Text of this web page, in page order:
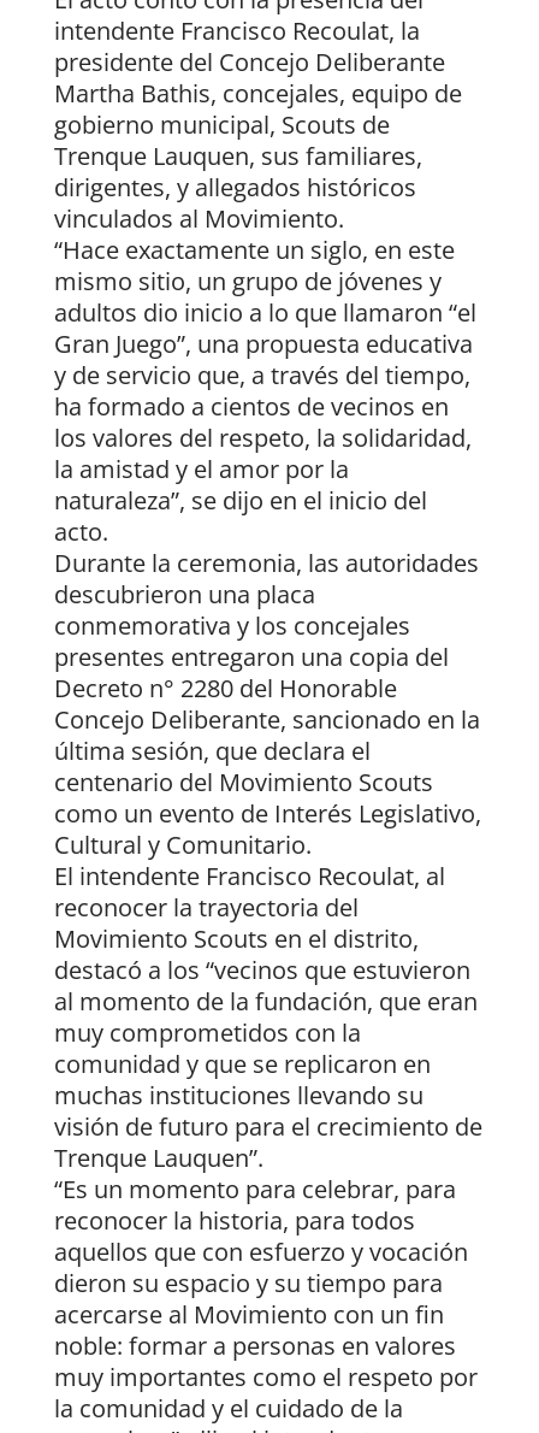
intendente Francisco Recoulat, la
presidente del Concejo Deliberante
Martha Bathis, concejales, equipo de
gobierno municipal, Scouts de
Trenque Lauquen, sus familiares,
dirigentes, y allegados históricos
vinculados al Movimiento.
“Hace exactamente un siglo, en este
mismo sitio, un grupo de jóvenes y
adultos dio inicio a lo que llamaron “el
Gran Juego”, una propuesta educativa
y de servicio que, a través del tiempo,
ha formado a cientos de vecinos en
los valores del respeto, la solidaridad,
la amistad y el amor por la
naturaleza”, se dijo en el inicio del
acto.
Durante la ceremonia, las autoridades
descubrieron una placa
conmemorativa y los concejales
presentes entregaron una copia del
Decreto n° 2280 del Honorable
Concejo Deliberante, sancionado en la
última sesión, que declara el
centenario del Movimiento Scouts
como un evento de Interés Legislativo,
Cultural y Comunitario.
El intendente Francisco Recoulat, al
reconocer la trayectoria del
Movimiento Scouts en el distrito,
destacó a los “vecinos que estuvieron
al momento de la fundación, que eran
muy comprometidos con la
comunidad y que se replicaron en
muchas instituciones llevando su
visión de futuro para el crecimiento de
Trenque Lauquen”.
“Es un momento para celebrar, para
reconocer la historia, para todos
aquellos que con esfuerzo y vocación
dieron su espacio y su tiempo para
acercarse al Movimiento con un fin
noble: formar a personas en valores
muy importantes como el respeto por
la comunidad y el cuidado de la